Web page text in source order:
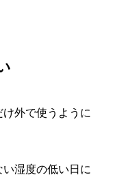
外で使うように
湿度の低い日に